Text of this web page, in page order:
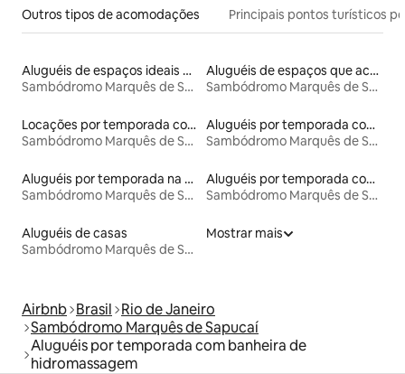
Outros tipos de acomodações Principais pontos turísticos
Aluguéis de espaços ideais para famílias
Sambódromo Marquês de Sapucaí
Aluguéis de espaços que aceitam animais de estimação
Sambódromo Marquês de Sapucaí
Locações por temporada com piscina
Sambódromo Marquês de Sapucaí
Aluguéis por temporada com acesso à praia
Sambódromo Marquês de Sapucaí
Aluguéis por temporada na orla
Sambódromo Marquês de Sapucaí
Aluguéis por temporada com sauna
Sambódromo Marquês de Sapucaí
Aluguéis de casas
Sambódromo Marquês de Sapucaí
Mostrar mais
Airbnb Brasil Rio de Janeiro
Sambódromo Marquês de Sapucaí
Aluguéis por temporada com banheira de
hidromassagem